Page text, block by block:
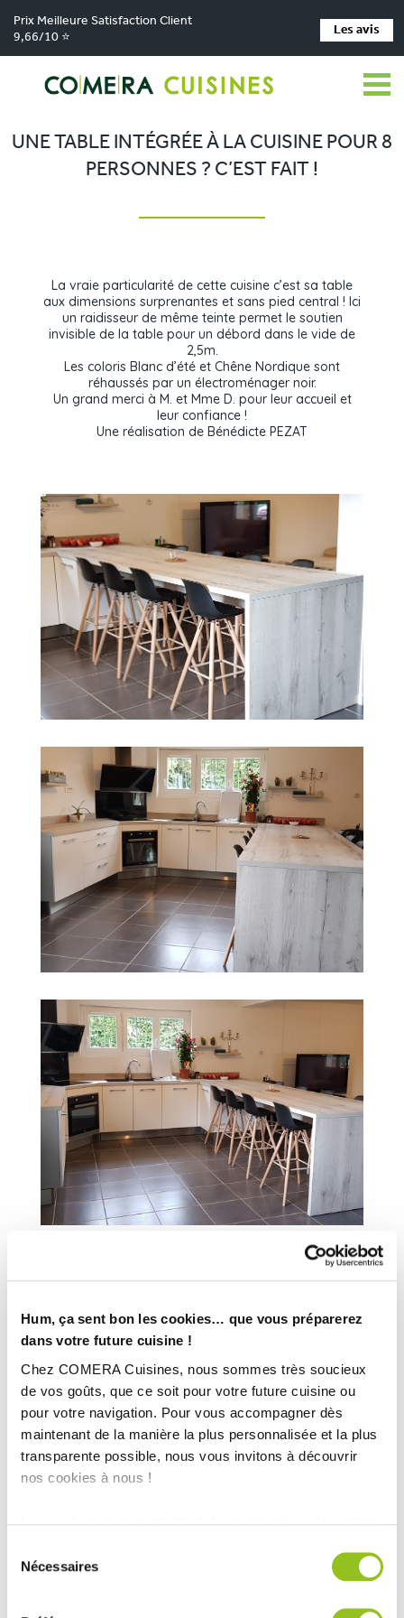
Hum, ça sent bon les cookies… que vous préparerez
dans votre future cuisine !
Chez COMERA Cuisines, nous sommes très soucieux
de vos goûts, que ce soit pour votre future cuisine ou
pour votre navigation. Pour vous accompagner dès
maintenant de la manière la plus personnalisée et la plus
transparente possible, nous vous invitons à découvrir
nos cookies à nous !
médias sociaux et d'analyser notre trafic. Nous
partageons également des informations sur l'utilisation de
notre site avec nos partenaires de médias sociaux, de
Nécessaires
Prix Meilleure Satisfaction Client
9,66/10 ⭐
Les avis
Comera Cuisines > Nos magasins de cuisine > Cuisiniste MONTAUBAN >
Réalisations > Une table intégrée à la cuisine pour 8 personnes ? C’est fait !
UNE TABLE INTÉGRÉE À LA CUISINE POUR 8
PERSONNES ? C’EST FAIT !
La vraie particularité de cette cuisine c’est sa table
aux dimensions surprenantes et sans pied central ! Ici
un raidisseur de même teinte permet le soutien
invisible de la table pour un débord dans le vide de
2,5m.
Les coloris Blanc d’été et Chêne Nordique sont
réhaussés par un électroménager noir.
Un grand merci à M. et Mme D. pour leur accueil et
leur confiance !
Une réalisation de Bénédicte PEZAT
TECHNIQUES :